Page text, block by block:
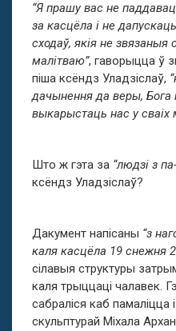
“Я прашу вас не
за касцёла і не
сходаў, якія не
малітваю”, гаворыцца ў
піша ксёндз Уладзіслаў,
дачынення да веры, Бога
выкарыстаць нас у сваіх
Што ж гэта за “людзі з
ксёндз Уладзіслаў?
Дакумент напісаны “з
каля касцёла 19 снежня
сілавыя структуры
каля трыццаці чалавек.
сабраліся каб памаліцца
скульптурай Міхала